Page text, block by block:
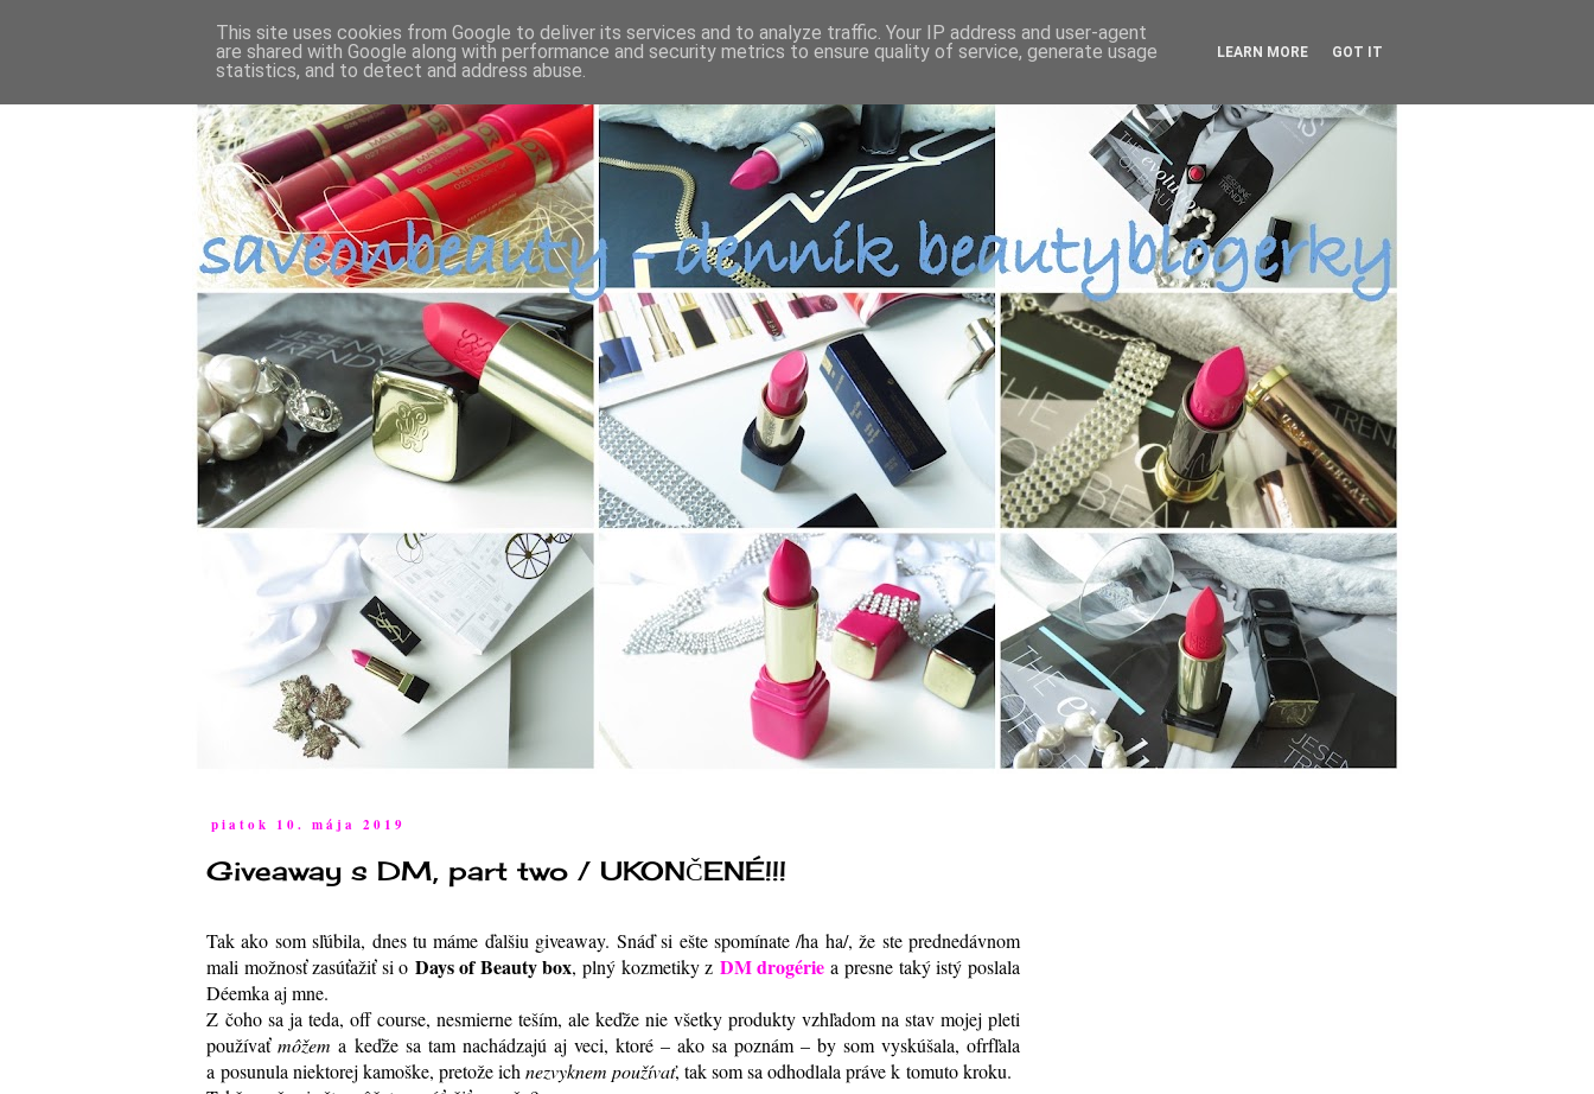
piatok 10. mája 2019
Giveaway s DM, part two / UKONČENÉ!!!
Tak ako som sľúbila, dnes tu máme ďalšiu giveaway. Snáď si ešte spomínate /ha ha/, že ste prednedávnom
mali možnosť zasúťažiť si o Days of Beauty box, plný kozmetiky z DM drogérie a presne taký istý poslala
Déemka aj mne.
Z čoho sa ja teda, off course, nesmierne teším, ale keďže nie všetky produkty vzhľadom na stav mojej pleti
používať môžem a keďže sa tam nachádzajú aj veci, ktoré – ako sa poznám – by som vyskúšala, ofrfľala
a posunula niektorej kamoške, pretože ich nezvyknem používať, tak som sa odhodlala práve k tomuto kroku.
This site uses cookies from Google to deliver its services and to analyze traffic. Your IP address and user-agent
are shared with Google along with performance and security metrics to ensure quality of service, generate usage
statistics, and to detect and address abuse.
LEARN MORE GOT IT